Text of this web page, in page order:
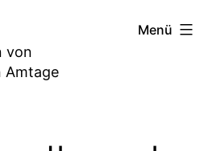
von
Amtage
Menü